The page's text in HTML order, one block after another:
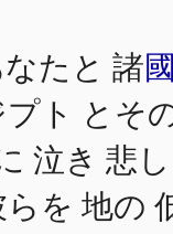
なたと 諸
ト とそ
泣き 悲し
を 地の